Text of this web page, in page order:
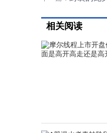
相关阅读